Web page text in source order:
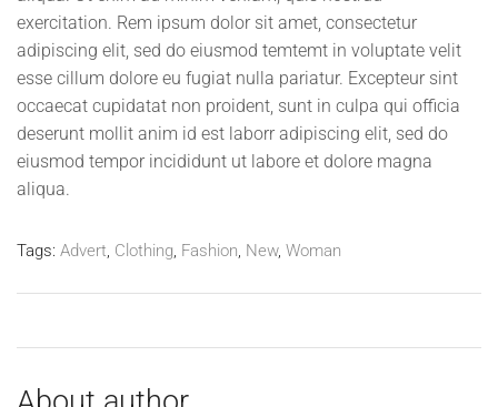
exercitation. Rem ipsum dolor sit amet, consectetur
adipiscing elit, sed do eiusmod temtemt in voluptate velit
esse cillum dolore eu fugiat nulla pariatur. Excepteur sint
occaecat cupidatat non proident, sunt in culpa qui officia
deserunt mollit anim id est laborr adipiscing elit, sed do
eiusmod tempor incididunt ut labore et dolore magna
aliqua.
Tags: Advert, Clothing, Fashion, New, Woman